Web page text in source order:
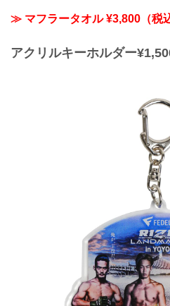
≫ マフラータオル ¥3,800（税
アクリルキーホルダー